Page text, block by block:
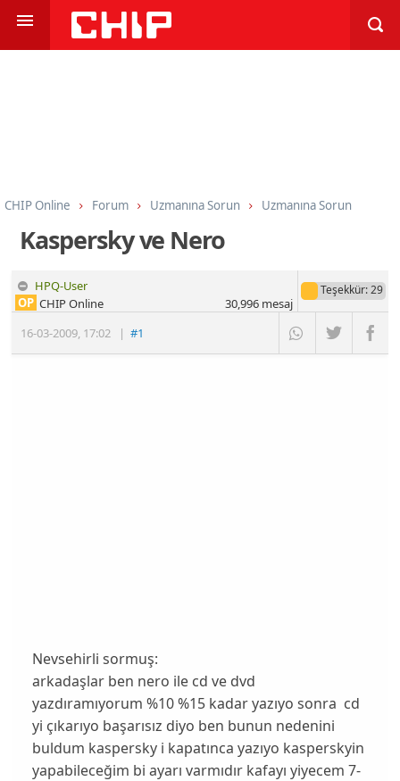
CHIP Online Forum Uzmanına Sorun Uzmanına Sorun
Kaspersky ve Nero
HPQ-User
16-03-2009, 17:02 |#1
OP CHIP Online
Teşekkür: 29
30,996mesaj
Nevsehirli sormuş:
arkadaşlar ben nero ile cd ve dvd
yazdıramıyorum %10 %15 kadar yazıyo sonra cd
yi çıkarıyo başarısız diyo ben bunun nedenini
buldum kaspersky i kapatınca yazıyo kasperskyin
yapabileceğim bi ayarı varmıdır kafayı yiyecem 7-